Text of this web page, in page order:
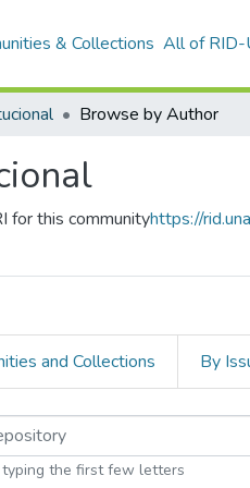
& Collections All of RID-
Browse by Author
for this communityhttps://
and Collections By
the first few letters